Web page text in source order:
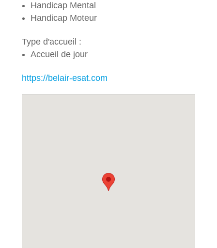
Handicap Mental
Handicap Moteur
Type d'accueil :
Accueil de jour
https://belair-esat.com